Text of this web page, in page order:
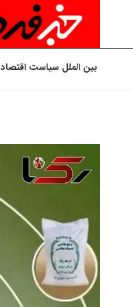
بین الملل سیاست اقتصاد